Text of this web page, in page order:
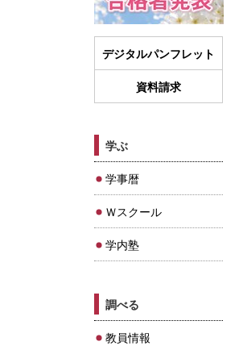
デジタルパンフレット
資料請求
学ぶ
学事暦
Ｗスクール
学内塾
調べる
教員情報